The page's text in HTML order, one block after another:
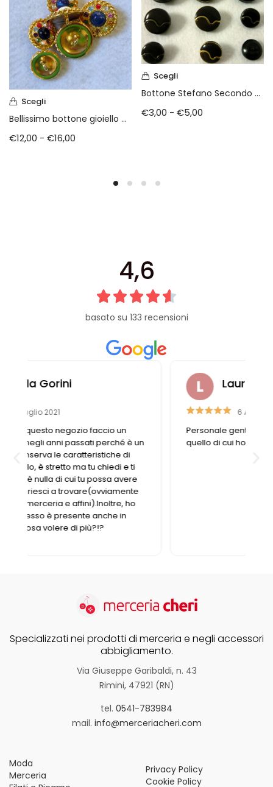
Scegli
Bellissimo bottone gioiello metallo e swarovski
€12,00 - €16,00
Scegli
Bottone Stefano Secondo Pavese primi anni 70
€3,00 - €5,00
4,6
basato su 133 recensioni
Personale gentile e disponibile, trovo sempre
quello di cui ho bisogno
Specializzati nei prodotti di merceria e negli accessori
abbigliamento.
Via Giuseppe Garibaldi, n. 43
Rimini, 47921 (RN)
tel. 0541-783984
mail. info@merceriacheri.com
Moda
Merceria
Privacy Policy
Cookie Policy